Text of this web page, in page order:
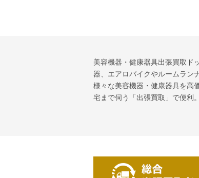
美容機器・健康器具出張買取ド
器、エアロバイクやルームラン
様々な美容機器・健康器具を高
宅まで伺う「出張買取」で便利